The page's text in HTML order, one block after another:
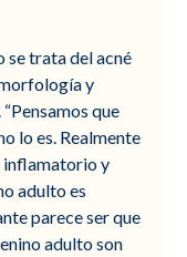
se trata del acné
y
que
lo es. Realmente
inflamatorio y
adulto es
parece ser que
adulto son